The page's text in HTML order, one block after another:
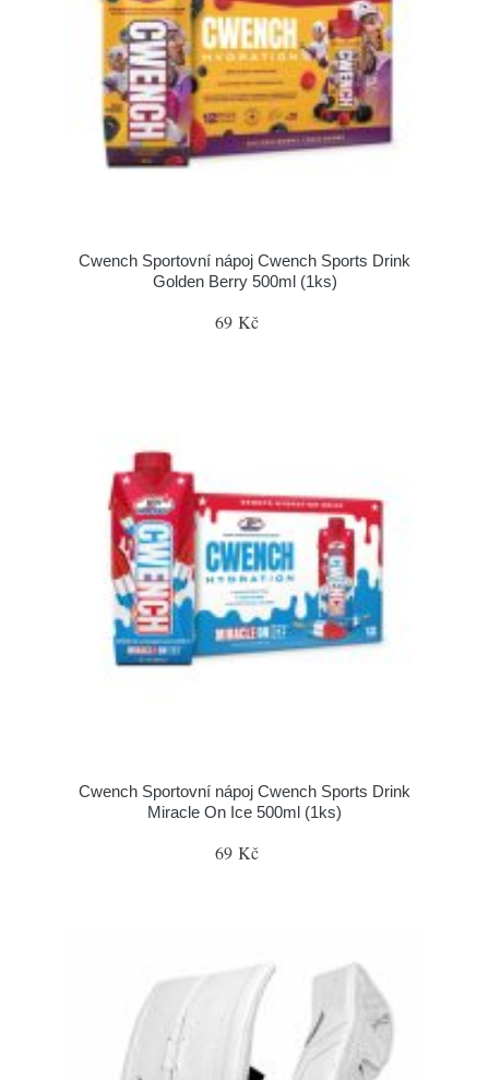
Cwench Sportovní nápoj Cwench Sports Drink
Golden Berry 500ml (1ks)
69 Kč
Cwench Sportovní nápoj Cwench Sports Drink
Miracle On Ice 500ml (1ks)
69 Kč